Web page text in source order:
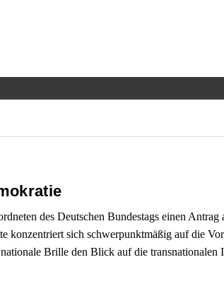
des Deutschen Bundestags einen
konzentriert sich schwerpunktmäßig auf die
Brille den Blick auf die